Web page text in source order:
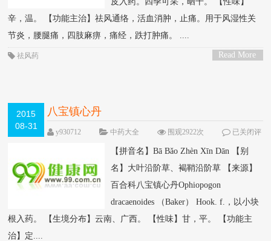
辛，温。 【功能主治】祛风通络，活血消肿，止痛。用于风湿性关
节炎，腰腿痛，四肢麻痹，痛经，跌打肿痛。 ....
Read More
祛风药
2015
08-31
八宝镇心丹
y930712 中药大全 围观2922次
已关闭评
【拼音名】Bā Bǎo Zhèn Xīn Dān 【别
名】大叶沿阶草、褐鞘沿阶草 【来源】
百合科八宝镇心丹Ophiopogon
dracaenoides （Baker） Hook. f.，以小块
根入药。 【生境分布】云南、广西。 【性味】甘，平。 【功能主
治】定....